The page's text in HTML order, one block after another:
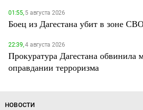
01:55,5 августа 2026
Боец из Дагестана убит в зоне
22:39,4 августа 2026
Прокуратура Дагестана обвинила
оправдании терроризма
НОВОСТИ